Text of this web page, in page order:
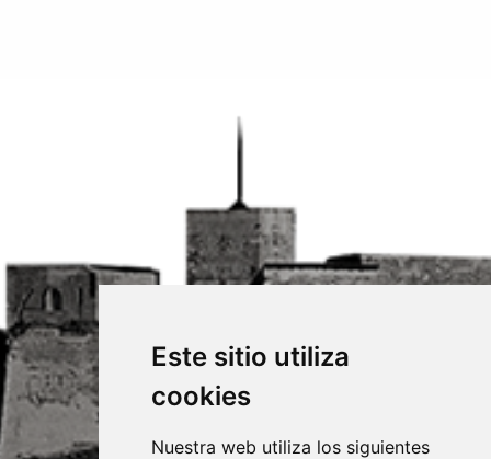
Este sitio utiliza
cookies
Nuestra web utiliza los siguientes